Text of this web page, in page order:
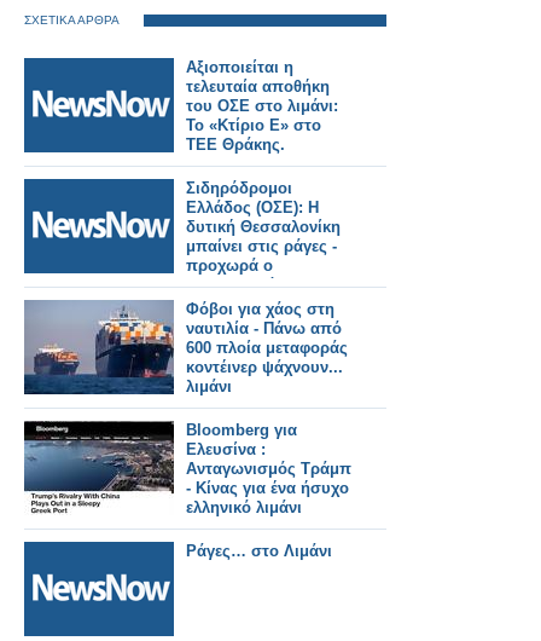
ΣΧΕΤΙΚΑ ΑΡΘΡΑ
Αξιοποιείται η
τελευταία αποθήκη
του ΟΣΕ στο λιμάνι:
Το «Κτίριο Ε» στο
ΤΕΕ Θράκης.
Σιδηρόδρομοι
Ελλάδος (ΟΣΕ): Η
δυτική Θεσσαλονίκη
μπαίνει στις ράγες -
προχωρά ο
Προαστιακός και η
σύνδεση με το λιμάνι.
Φόβοι για χάος στη
ναυτιλία - Πάνω από
600 πλοία μεταφοράς
κοντέινερ ψάχνουν...
λιμάνι
Bloomberg για
Ελευσίνα :
Aνταγωνισμός Τράμπ
- Κίνας για ένα ήσυχο
ελληνικό λιμάνι
Ράγες… στο Λιμάνι